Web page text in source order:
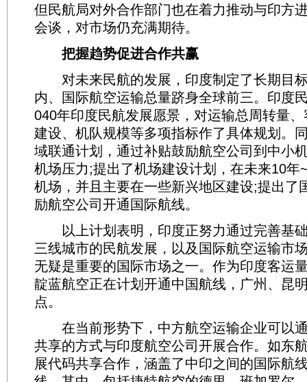
但民航局对外合作部门也在着力推动与印方
会谈，对市场仍充满期待。
把握趋势促进合作共赢
对未来民航的发展，印度制定了长期目
内、国际航空运输总量跻身全球前三。印度
040年印度民航发展愿景，对运输总周转量
建设、机队规模等多项指标作了具体规划。
域联通计划，通过补贴鼓励航空公司到中小
机场压力;提出了机场建设计划，在未来10年
机场，并且主要在一些新兴地区建设;提出了
励航空公司开通国际航线。
以上计划表明，印度正努力通过完善基
三线城市的民航发展，以及国际航空运输市
无疑是重要的国际市场之一。作为印度客运
靛蓝航空正在计划开通中国航线，广州、昆
点。
在当前形势下，中方航空运输企业可以
共享的方式与印度航空公司开展合作。如东
展代码共享合作，涵盖了中印之间的国际航